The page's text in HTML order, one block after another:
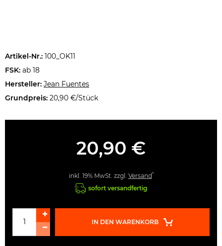
Artikel-Nr.: 100_OK11
FSK: ab 18
Hersteller: Jean Fuentes
Grundpreis: 20,90 €/Stück
20,90 €
inkl. 19% MwSt. zzgl. Versand*
sofort versandfertig
IN DEN WARENKORB